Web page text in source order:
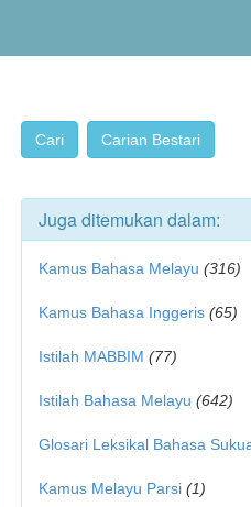
Juga ditemukan dalam:
Kamus Bahasa Melayu (316)
Kamus Bahasa Inggeris (65)
Istilah MABBIM (77)
Istilah Bahasa Melayu (642)
Glosari Leksikal Bahasa
Kamus Melayu Parsi (1)